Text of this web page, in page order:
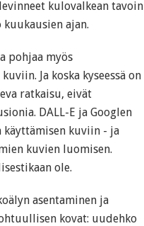
kulovalkean tavoin
ajan.
pohjaa myös
Ja koska kyseessä on
ratkaisu, eivät
DALL-E ja Googlen
käyttämisen kuviin - ja
kuvien luomisen.
ole.
asentaminen ja
kovat: uudehko